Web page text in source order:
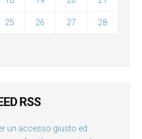
25 26 27 28
RSS
un accesso giusto ed